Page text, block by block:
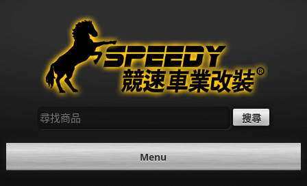
尋
找：
Menu